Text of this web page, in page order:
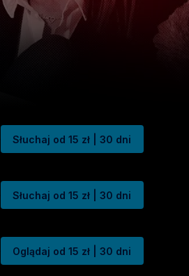
Słuchaj od 15 zł | 30 dni
Słuchaj od 15 zł | 30 dni
Oglądaj od 15 zł | 30 dni